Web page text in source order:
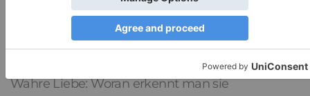
Wahre Liebe: Woran erkennt man sie